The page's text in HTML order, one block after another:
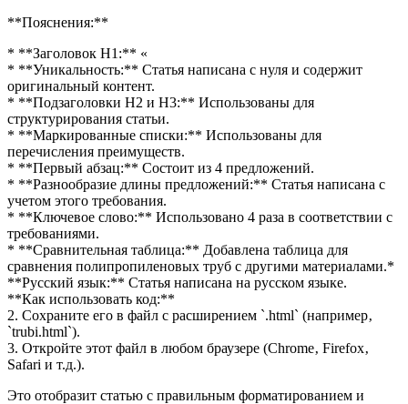
**Пояснения:**
* **Заголовок H1:** «
* **Уникальность:** Статья написана с нуля и содержит
оригинальный контент.
* **Подзаголовки H2 и H3:** Использованы для
структурирования статьи.
* **Маркированные списки:** Использованы для
перечисления преимуществ.
* **Первый абзац:** Состоит из 4 предложений.
* **Разнообразие длины предложений:** Статья написана с
учетом этого требования.
* **Ключевое слово:** Использовано 4 раза в соответствии с
требованиями.
* **Сравнительная таблица:** Добавлена таблица для
сравнения полипропиленовых труб с другими материалами.*
**Русский язык:** Статья написана на русском языке.
**Как использовать код:**
2. Сохраните его в файл с расширением `.html` (например‚
`trubi.html`).
3. Откройте этот файл в любом браузере (Chrome‚ Firefox‚
Safari и т.д.).
Это отобразит статью с правильным форматированием и